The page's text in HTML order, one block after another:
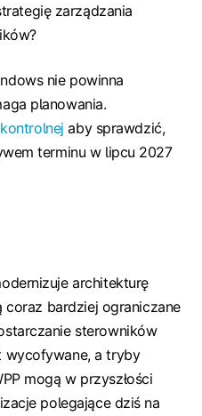
zarządzania
nie powinna
planowania.
aby sprawdzić,
terminu w lipcu 2027
architekturę
coraz bardziej ograniczane
sterowników
wycofywane, a tryby
mogą w przyszłości
polegające dziś na